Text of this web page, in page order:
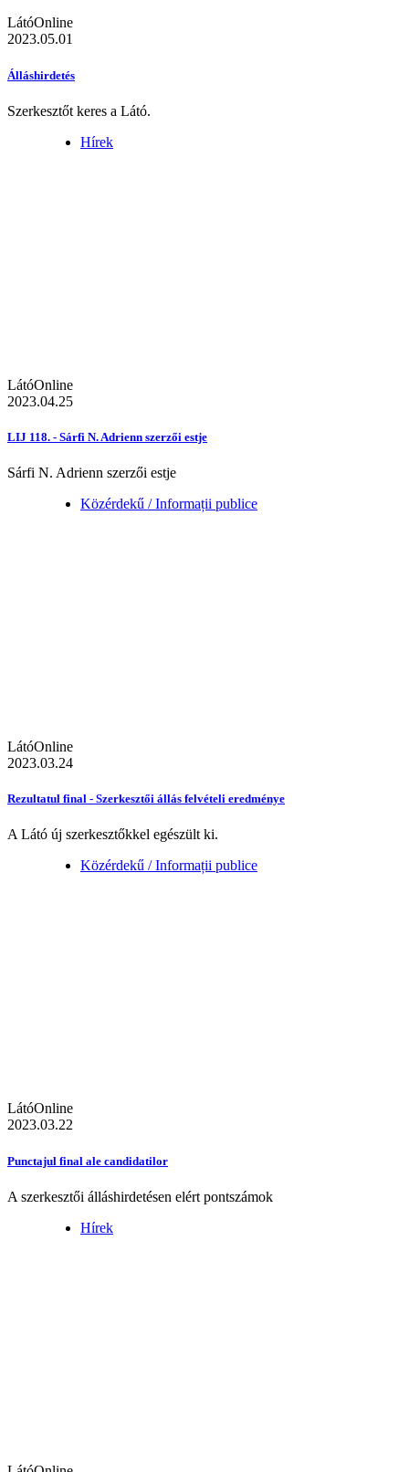
LátóOnline
2023.05.01
Álláshirdetés
Szerkesztőt keres a Látó.
Hírek
LátóOnline
2023.04.25
LIJ 118. - Sárfi N. Adrienn szerzői estje
Sárfi N. Adrienn szerzői estje
Közérdekű / Informații publice
LátóOnline
2023.03.24
Rezultatul final - Szerkesztői állás felvételi eredménye
A Látó új szerkesztőkkel egészült ki.
Közérdekű / Informații publice
LátóOnline
2023.03.22
Punctajul final ale candidatilor
A szerkesztői álláshirdetésen elért pontszámok
Hírek